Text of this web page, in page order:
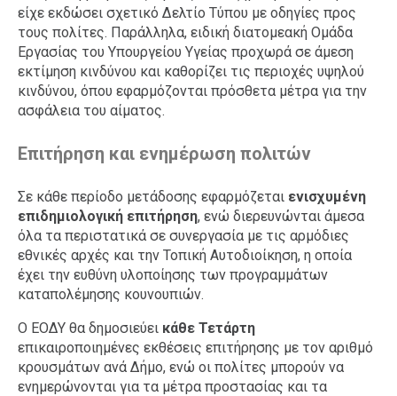
είχε εκδώσει σχετικό Δελτίο Τύπου με οδηγίες προς
τους πολίτες. Παράλληλα, ειδική διατομεακή Ομάδα
Εργασίας του Υπουργείου Υγείας προχωρά σε άμεση
εκτίμηση κινδύνου και καθορίζει τις περιοχές υψηλού
κινδύνου, όπου εφαρμόζονται πρόσθετα μέτρα για την
ασφάλεια του αίματος.
Επιτήρηση και ενημέρωση πολιτών
Σε κάθε περίοδο μετάδοσης εφαρμόζεται ενισχυμένη
επιδημιολογική επιτήρηση, ενώ διερευνώνται άμεσα
όλα τα περιστατικά σε συνεργασία με τις αρμόδιες
εθνικές αρχές και την Τοπική Αυτοδιοίκηση, η οποία
έχει την ευθύνη υλοποίησης των προγραμμάτων
καταπολέμησης κουνουπιών.
Ο ΕΟΔΥ θα δημοσιεύει κάθε Τετάρτη
επικαιροποιημένες εκθέσεις επιτήρησης με τον αριθμό
κρουσμάτων ανά Δήμο, ενώ οι πολίτες μπορούν να
ενημερώνονται για τα μέτρα προστασίας και τα